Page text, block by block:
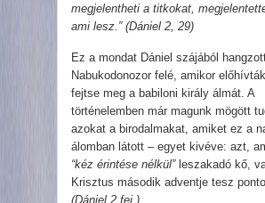
megjelentheti a titkokat,
ami lesz.” (Dániel 2, 29)
Ez a mondat Dániel szájából
Nabukodonozor felé, amikor
fejtse meg a babiloni király álmát. A
történelemben már magunk mögött
azokat a birodalmakat, amiket ez a
álomban látott – egyet kivéve: azt,
“kéz érintése nélkül”leszakadó kő,
Krisztus második adventje tesz
(Dániel 2 fej.)